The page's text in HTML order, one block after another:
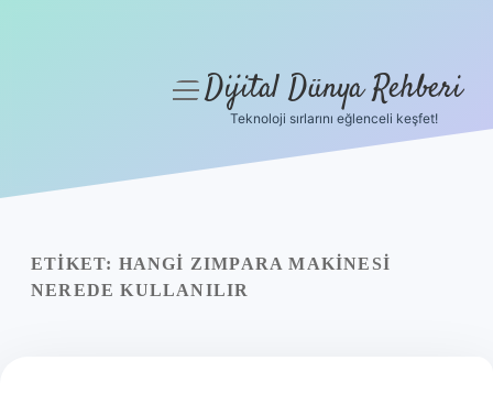
Yasal Uyarı
menüyüDijital Dünya Rehberi
Teknoloji sırlarını eğlenceli keşfet!
ETIKET: HANGI ZIMPARA MAKINESI
NEREDE KULLANILIR